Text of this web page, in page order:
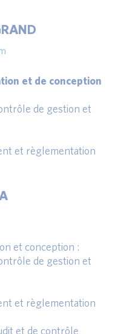
et de conception
de gestion et
et règlementation
et conception :
de gestion et
et règlementation
et de contrôle